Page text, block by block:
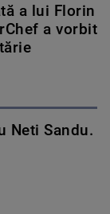
a lui Florin
a vorbit
Neti Sandu.